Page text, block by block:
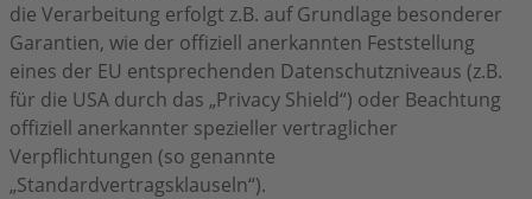
die Verarbeitung erfolgt z.B. auf Grundlage besonderer
Garantien, wie der offiziell anerkannten Feststellung
eines der EU entsprechenden Datenschutzniveaus (z.B.
für die USA durch das „Privacy Shield“) oder Beachtung
offiziell anerkannter spezieller vertraglicher
Verpflichtungen (so genannte
„Standardvertragsklauseln“).